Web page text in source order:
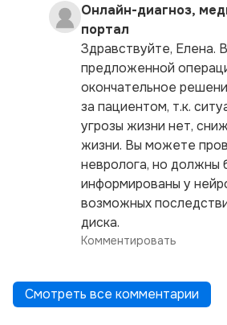
Онлайн-диагноз,
портал
Здравствуйте, Елена.
предложенной
окончательное
за пациентом, т.к.
угрозы жизни нет,
жизни. Вы можете
невролога, но должны
информированы у
возможных
диска.
Комментировать
Смотреть все комментарии